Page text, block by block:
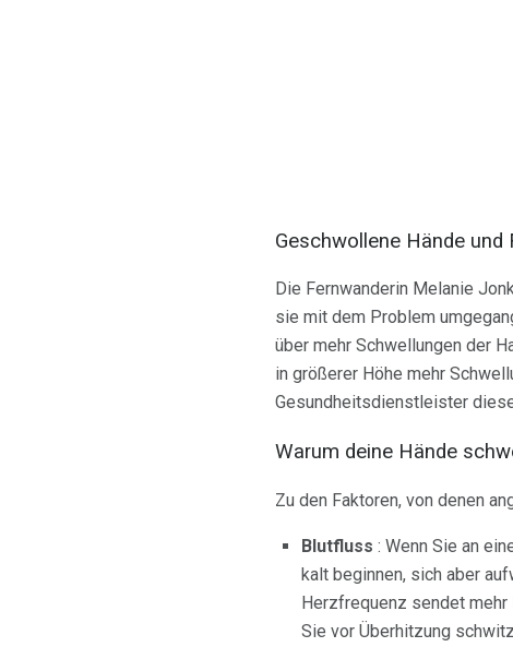
Geschwollene Hände
Die Fernwanderin Melanie
sie mit dem Problem
über mehr Schwellungen der
in größerer Höhe mehr
Gesundheitsdienstleister
Warum deine Hände
Zu den Faktoren, von denen
Blutfluss : Wenn Sie an
kalt beginnen, sich aber
Herzfrequenz sendet mehr
Sie vor Überhitzung